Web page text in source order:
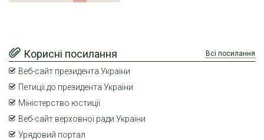
Корисні посилання Всі посилання
Веб-сайт президента України
Петиції до президента України
Міністерство юстиції
Веб-сайт верховної ради України
Урядовий портал